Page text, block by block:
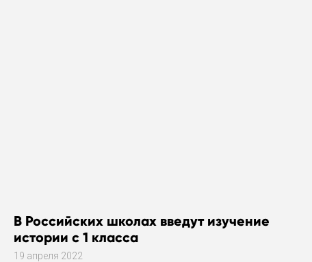
В Российских школах введут изучение
истории с 1 класса
19 апреля 2022